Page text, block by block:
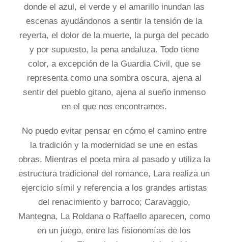
donde el azul, el verde y el amarillo inundan las
escenas ayudándonos a sentir la tensión de la
reyerta, el dolor de la muerte, la purga del pecado
y por supuesto, la pena andaluza. Todo tiene
color, a excepción de la Guardia Civil, que se
representa como una sombra oscura, ajena al
sentir del pueblo gitano, ajena al sueño inmenso
en el que nos encontramos.
No puedo evitar pensar en cómo el camino entre
la tradición y la modernidad se une en estas
obras. Mientras el poeta mira al pasado y utiliza la
estructura tradicional del romance, Lara realiza un
ejercicio símil y referencia a los grandes artistas
del renacimiento y barroco; Caravaggio,
Mantegna, La Roldana o Raffaello aparecen, como
en un juego, entre las fisionomías de los